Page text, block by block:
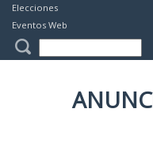
Elecciones
Eventos Web